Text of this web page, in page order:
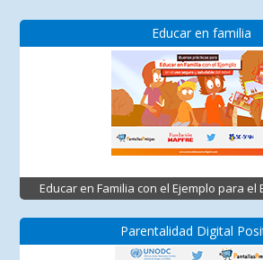
Educar en familia
Educar en Familia con el Ejemplo para el
Parentalidad Digital